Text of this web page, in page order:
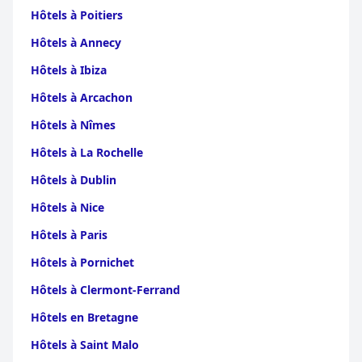
Divithura
Hôtels à Poitiers
Hôtels à Annecy
Hôtels à Ibiza
Hôtels à Arcachon
Hôtels à Nîmes
Hôtels à La Rochelle
Hôtels à Dublin
Hôtels à Nice
Hôtels à Paris
Hôtels à Pornichet
Hôtels à Clermont-Ferrand
Hôtels en Bretagne
Hôtels à Saint Malo